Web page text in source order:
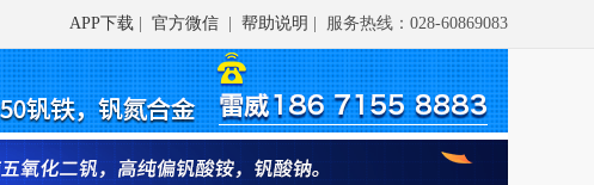
APP下载 官方微信 帮助说明 | 服务热线：028-60869083